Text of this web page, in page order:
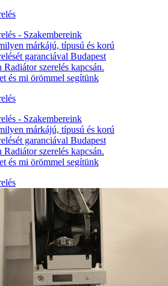
- Szakembereink
márkájú, típusú és korú
garanciával Budapest
Radiátor szerelés kapcsán.
és mi örömmel segítünk
- Szakembereink
márkájú, típusú és korú
garanciával Budapest
Radiátor szerelés kapcsán.
és mi örömmel segítünk